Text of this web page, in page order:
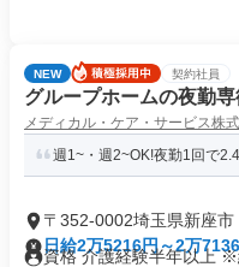
NEW 契約社員
グループホームの夜勤
メディカル・ケア・サービス株
週1~・週2~OK!夜勤1回で
〒352-0002埼玉県新座市
日給2万5216円～2万
資格 介護経験半年以上